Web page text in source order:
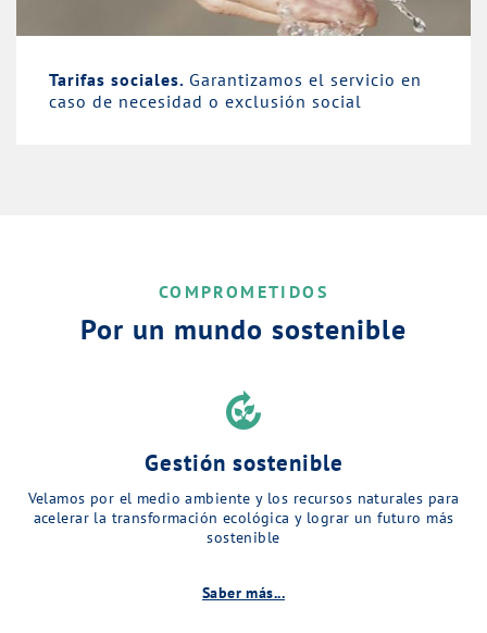
Tarifas sociales. Garantizamos el servicio en
caso de necesidad o exclusión social
COMPROMETIDOS
Por un mundo sostenible
compost
Gestión sostenible
Velamos por el medio ambiente y los recursos naturales para
acelerar la transformación ecológica y lograr un futuro más
sostenible
Saber más...